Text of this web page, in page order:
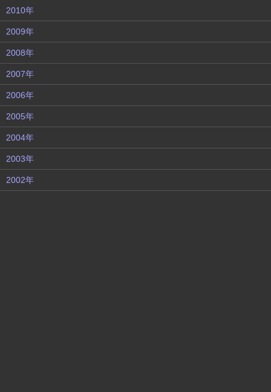
2010年
2009年
2008年
2007年
2006年
2005年
2004年
2003年
2002年